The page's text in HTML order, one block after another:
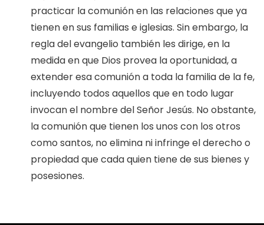
practicar la comunión en las relaciones que ya
tienen en sus familias e iglesias. Sin embargo, la
regla del evangelio también les dirige, en la
medida en que Dios provea la oportunidad, a
extender esa comunión a toda la familia de la fe,
incluyendo todos aquellos que en todo lugar
invocan el nombre del Señor Jesús. No obstante,
la comunión que tienen los unos con los otros
como santos, no elimina ni infringe el derecho o
propiedad que cada quien tiene de sus bienes y
posesiones.